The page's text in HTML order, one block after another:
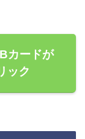
カードが
ック